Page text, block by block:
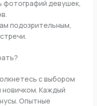
фотографий девушек,
подозрительным,
с выбором
Каждый
Опытные